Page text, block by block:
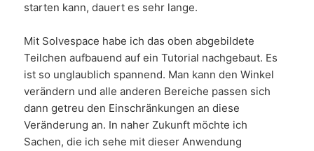
starten kann, dauert es sehr lange.
Mit Solvespace habe ich das oben abgebildete
Teilchen aufbauend auf ein Tutorial nachgebaut. Es
ist so unglaublich spannend. Man kann den Winkel
verändern und alle anderen Bereiche passen sich
dann getreu den Einschränkungen an diese
Veränderung an. In naher Zukunft möchte ich
Sachen, die ich sehe mit dieser Anwendung